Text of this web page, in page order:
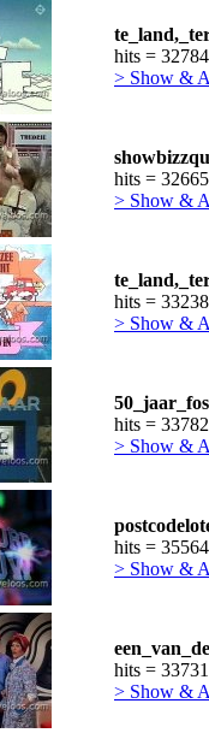
hits = 32784
> Show &
hits = 32665
> Show &
hits = 33238
> Show &
hits = 33782
> Show &
hits = 35564
> Show &
hits = 33731
> Show &